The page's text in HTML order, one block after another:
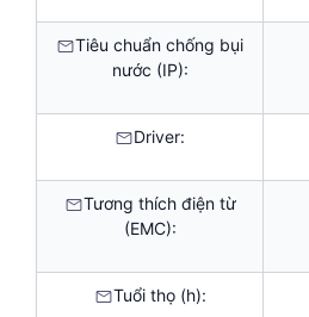
Tiêu chuẩn chống bụi
nước (IP):
Driver:
Tương thích điện từ
(EMC):
Tuổi thọ (h):